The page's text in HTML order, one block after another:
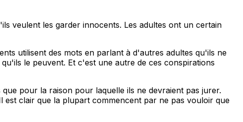
veulent les garder innocents. Les adultes ont un certain
utilisent des mots en parlant à d'autres adultes qu'ils ne
le peuvent. Et c'est une autre de ces conspirations
pour la raison pour laquelle ils ne devraient pas jurer.
clair que la plupart commencent par ne pas vouloir que